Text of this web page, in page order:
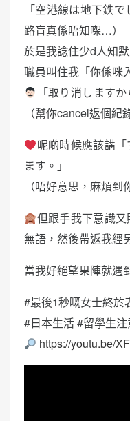
「空港線は地下鉄
路盲真係唔知㗎…）
於是我諗住少d人知
職員叫住我「你係咪
「取り消します
（幫你cancel返個紀錄
呢啲時候應該講
ます。」
（唔好意思，麻煩到
但跟手我下意識
無語，然後帶返我經
當我好絕望果陣就遇
#最後1秒嘅女士終於
#日本生活 #留學生
https://youtu.be/